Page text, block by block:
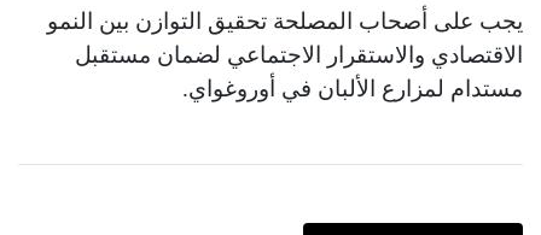
يجب على أصحاب المصلحة تحقيق التوازن بين النمو
الاقتصادي والاستقرار الاجتماعي لضمان مستقبل
مستدام لمزارع الألبان في أوروغواي.